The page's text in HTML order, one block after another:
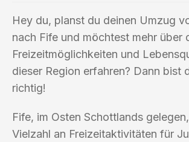
Hey du, planst du deinen Umzug
nach Fife und möchtest mehr über
Freizeitmöglichkeiten und
dieser Region erfahren? Dann bist
richtig!
Fife, im Osten Schottlands
Vielzahl an Freizeitaktivitäten für